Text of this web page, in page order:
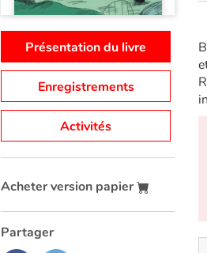
Présentation du livre
Enregistrements
Activités
Acheter version papier
Partager